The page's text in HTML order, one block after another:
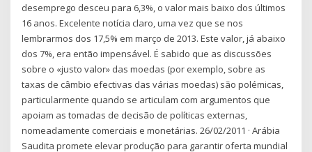
desemprego desceu para 6,3%, o valor mais baixo dos últimos
16 anos. Excelente notícia claro, uma vez que se nos
lembrarmos dos 17,5% em março de 2013. Este valor, já abaixo
dos 7%, era então impensável. É sabido que as discussões
sobre o «justo valor» das moedas (por exemplo, sobre as
taxas de câmbio efectivas das várias moedas) são polémicas,
particularmente quando se articulam com argumentos que
apoiam as tomadas de decisão de políticas externas,
nomeadamente comerciais e monetárias. 26/02/2011 · Arábia
Saudita promete elevar produção para garantir oferta mundial